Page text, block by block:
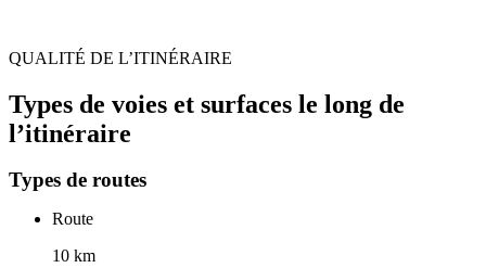
QUALITÉ DE L’ITINÉRAIRE
Types de voies et surfaces le long de
l’itinéraire
Types de routes
Route
10 km